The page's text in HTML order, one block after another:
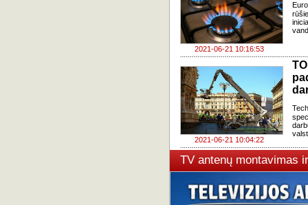
2021-06-21 10:16:53
2021-06-21 10:04:22
TV antenų montavimas